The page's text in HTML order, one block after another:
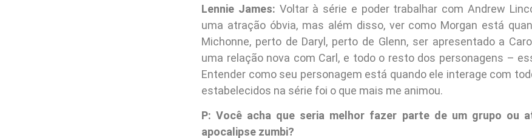
Lennie James: Voltar à série e poder trabalhar com Andrew
uma atração óbvia, mas além disso, ver como Morgan está
Michonne, perto de Daryl, perto de Glenn, ser apresentado a
uma relação nova com Carl, e todo o resto dos personagens –
Entender como seu personagem está quando ele interage com
estabelecidos na série foi o que mais me animou.
P: Você acha que seria melhor fazer parte de um grupo ou
apocalipse zumbi?